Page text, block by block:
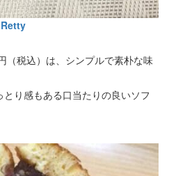
Retty
（税込）は、シンプルで素朴な味
り感もある口当たりの良いソフ